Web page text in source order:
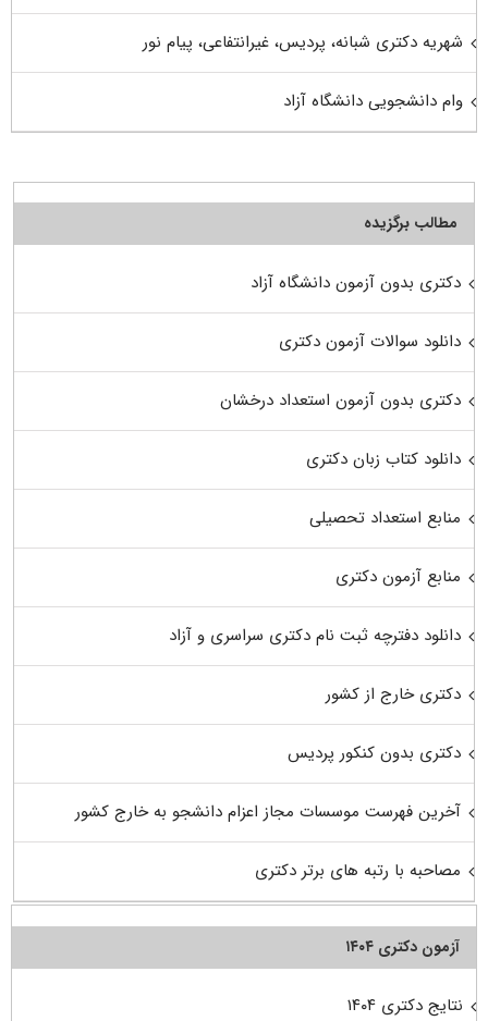
شهریه دکتری شبانه، پردیس، غیرانتفاعی، پیام نور
وام دانشجویی دانشگاه آزاد
مطالب برگزیده
دکتری بدون آزمون دانشگاه آزاد
دانلود سوالات آزمون دکتری
دکتری بدون آزمون استعداد درخشان
دانلود کتاب زبان دکتری
منابع استعداد تحصیلی
منابع آزمون دکتری
دانلود دفترچه ثبت نام دکتری سراسری و آزاد
دکتری خارج از کشور
دکتری بدون کنکور پردیس
آخرین فهرست موسسات مجاز اعزام دانشجو به خارج کشور
مصاحبه با رتبه های برتر دکتری
آزمون دکتری ۱۴۰۴
نتایج دکتری ۱۴۰۴